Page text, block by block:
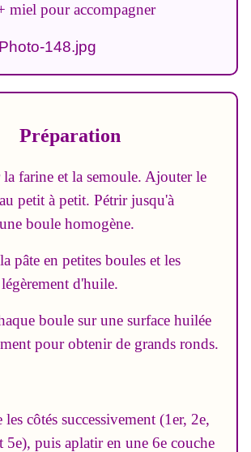
miel pour accompagner
Préparation
la farine et la semoule. Ajouter le
petit à petit. Pétrir jusqu'à
boule homogène.
pâte en petites boules et les
d'huile.
boule sur une surface huilée
pour obtenir de grands ronds.
les côtés successivement (1er, 2e,
5e), puis aplatir en une 6e couche